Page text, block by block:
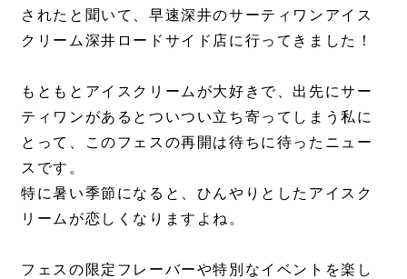
されたと聞いて、早速深井のサーティワンアイス
クリーム深井ロードサイド店に行ってきました！
もともとアイスクリームが大好きで、出先にサー
ティワンがあるとついつい立ち寄ってしまう私に
とって、このフェスの再開は待ちに待ったニュー
スです。
特に暑い季節になると、ひんやりとしたアイスク
リームが恋しくなりますよね。
フェスの限定フレーバーや特別なイベントを楽し